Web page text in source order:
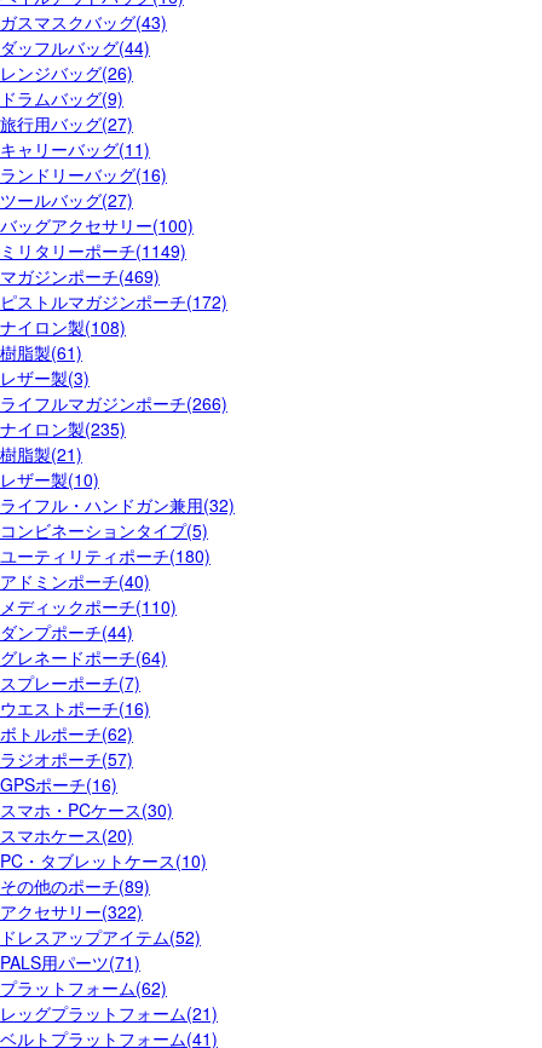
ガスマスクバッグ(43)
ダッフルバッグ(44)
レンジバッグ(26)
ドラムバッグ(9)
旅行用バッグ(27)
キャリーバッグ(11)
ランドリーバッグ(16)
ツールバッグ(27)
バッグアクセサリー(100)
ミリタリーポーチ(1149)
マガジンポーチ(469)
ピストルマガジンポーチ(172)
ナイロン製(108)
樹脂製(61)
レザー製(3)
ライフルマガジンポーチ(266)
ナイロン製(235)
樹脂製(21)
レザー製(10)
ライフル・ハンドガン兼用(32)
コンビネーションタイプ(5)
ユーティリティポーチ(180)
アドミンポーチ(40)
メディックポーチ(110)
ダンプポーチ(44)
グレネードポーチ(64)
スプレーポーチ(7)
ウエストポーチ(16)
ボトルポーチ(62)
ラジオポーチ(57)
GPSポーチ(16)
スマホ・PCケース(30)
スマホケース(20)
PC・タブレットケース(10)
その他のポーチ(89)
アクセサリー(322)
ドレスアップアイテム(52)
PALS用パーツ(71)
プラットフォーム(62)
レッグプラットフォーム(21)
ベルトプラットフォーム(41)